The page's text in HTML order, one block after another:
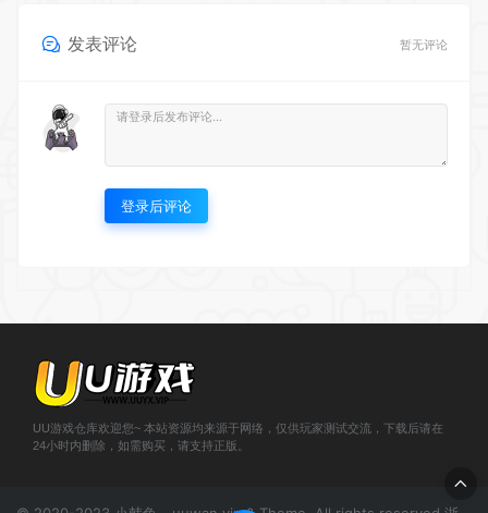
发表评论 暂无评论
登录后评论
UU游戏仓库欢迎您~ 本站资源均来源于网络，仅供玩家测试交流，下载后请在
24小时内删除，如需购买，请支持正版。